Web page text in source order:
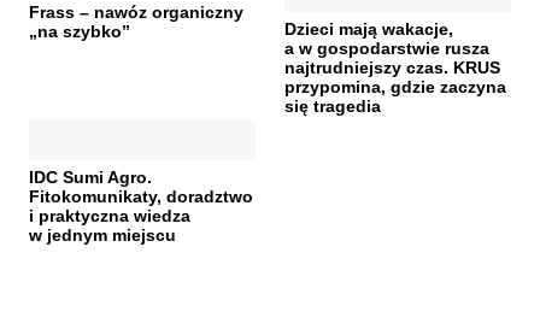
Frass – nawóz organiczny
„na szybko”
Dzieci mają wakacje,
a w gospodarstwie rusza
najtrudniejszy czas. KRUS
przypomina, gdzie zaczyna
się tragedia
IDC Sumi Agro.
Fitokomunikaty, doradztwo
i praktyczna wiedza
w jednym miejscu